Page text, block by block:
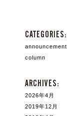
CATEGORIES:
announcement
column
ARCHIVES:
2026年4月
2019年12月